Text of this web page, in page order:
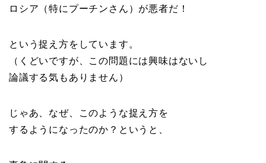
ロシア（特にプーチンさん）が悪者だ！
という捉え方をしています。
（くどいですが、この問題には興味はないし
論議する気もありません）
じゃあ、なぜ、このような捉え方を
するようになったのか？というと、